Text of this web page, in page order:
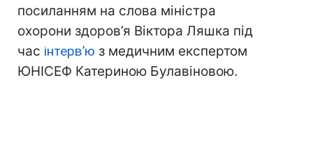
посиланням на слова міністра
охорони здоров’я Віктора Ляшка під
час інтерв’ю з медичним експертом
ЮНІСЕФ Катериною Булавіновою.